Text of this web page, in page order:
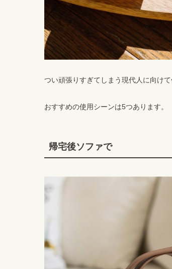
つい頑張りすぎてしまう現代人に向けて
おすすめの使用シーンは5つあります。
帰宅後ソファで